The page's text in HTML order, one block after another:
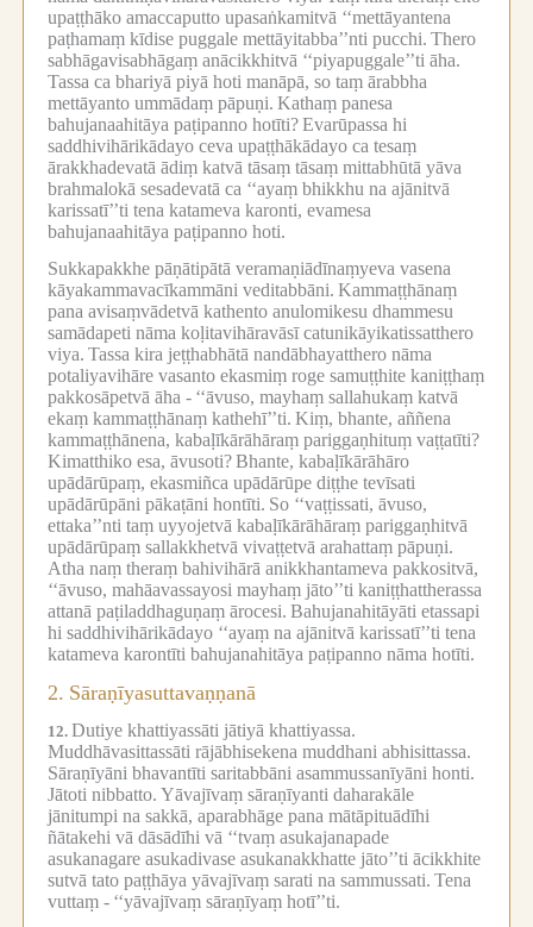
upaṭṭhāko amaccaputto upasaṅkamitvā ‘‘mettāyantena
paṭhamaṃ kīdise puggale mettāyitabba’’nti pucchi. Thero
sabhāgavisabhāgaṃ anācikkhitvā ‘‘piyapuggale’’ti āha.
Tassa ca bhariyā piyā hoti manāpā, so taṃ ārabbha
mettāyanto ummādaṃ pāpuṇi. Kathaṃ panesa
bahujanaahitāya paṭipanno hotīti?Evarūpassa hi
saddhivihārikādayo ceva upaṭṭhākādayo ca tesaṃ
ārakkhadevatā ādiṃ katvā tāsaṃ tāsaṃ mittabhūtā yāva
brahmalokā sesadevatā ca ‘‘ayaṃ bhikkhu na ajānitvā
karissatī’’ti tena katameva karonti, evamesa
bahujanaahitāya paṭipanno hoti.
Sukkapakkhe pāṇātipātā veramaṇiādīnaṃyeva vasena
kāyakammavacīkammāni veditabbāni. Kammaṭṭhānaṃ
pana avisaṃvādetvā kathento anulomikesu dhammesu
samādapeti nāma koḷitavihāravāsī catunikāyikatissatthero
viya. Tassa kira jeṭṭhabhātā nandābhayatthero nāma
potaliyavihāre vasanto ekasmiṃ roge samuṭṭhite kaniṭṭhaṃ
pakkosāpetvā āha - ‘‘āvuso, mayhaṃ sallahukaṃ katvā
ekaṃ kammaṭṭhānaṃ kathehī’’ti. Kiṃ, bhante, aññena
kammaṭṭhānena, kabaḷīkārāhāraṃ pariggaṇhituṃ vaṭṭatīti?
Kimatthiko esa, āvusoti?Bhante, kabaḷīkārāhāro
upādārūpaṃ, ekasmiñca upādārūpe diṭṭhe tevīsati
upādārūpāni pākaṭāni hontīti. So ‘‘vaṭṭissati, āvuso,
ettaka’’nti taṃ uyyojetvā kabaḷīkārāhāraṃ pariggaṇhitvā
upādārūpaṃ sallakkhetvā vivaṭṭetvā arahattaṃ pāpuṇi.
Atha naṃ theraṃ bahivihārā anikkhantameva pakkositvā,
‘‘āvuso, mahāavassayosi mayhaṃ jāto’’ti kaniṭṭhattherassa
attanā paṭiladdhaguṇaṃ ārocesi. Bahujanahitāyāti etassapi
hi saddhivihārikādayo ‘‘ayaṃ na ajānitvā karissatī’’ti tena
katameva karontīti bahujanahitāya paṭipanno nāma hotīti.
2. Sāraṇīyasuttavaṇṇanā
12. Dutiye khattiyassāti jātiyā khattiyassa.
Muddhāvasittassāti rājābhisekena muddhani abhisittassa.
Sāraṇīyāni bhavantīti saritabbāni asammussanīyāni honti.
Jātoti nibbatto. Yāvajīvaṃ sāraṇīyanti daharakāle
jānitumpi na sakkā, aparabhāge pana mātāpituādīhi
ñātakehi vā dāsādīhi vā ‘‘tvaṃ asukajanapade
asukanagare asukadivase asukanakkhatte jāto’’ti ācikkhite
sutvā tato paṭṭhāya yāvajīvaṃ sarati na sammussati. Tena
vuttaṃ - ‘‘yāvajīvaṃ sāraṇīyaṃ hotī’’ti.